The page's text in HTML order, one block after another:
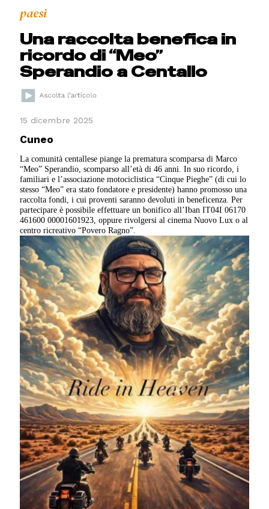
paesi
Una raccolta benefica in
ricordo di “Meo”
Sperandio a Centallo
15 dicembre 2025
Cuneo
La comunità centallese piange la prematura scomparsa di Marco
“Meo” Sperandio, scomparso all’età di 46 anni. In suo ricordo, i
familiari e l’associazione motociclistica “Cinque Pieghe” (di cui lo
stesso “Meo” era stato fondatore e presidente) hanno promosso una
raccolta fondi, i cui proventi saranno devoluti in beneficenza. Per
partecipare è possibile effettuare un bonifico all’Iban IT04I 06170
461600 00001601923, oppure rivolgersi al cinema Nuovo Lux o al
centro ricreativo “Povero Ragno”.